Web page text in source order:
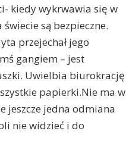
kiedy wykrwawia się w
są bezpieczne.
przejechał jego
gangiem – jest
Uwielbia biurokrację
papierki.Nie ma w
jeszcze jedna odmiana
nie widzieć i do